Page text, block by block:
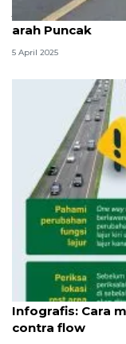
Jasa Marga
arah Puncak
5 April 2025
Infografik
Infografis: Cara
contra flow